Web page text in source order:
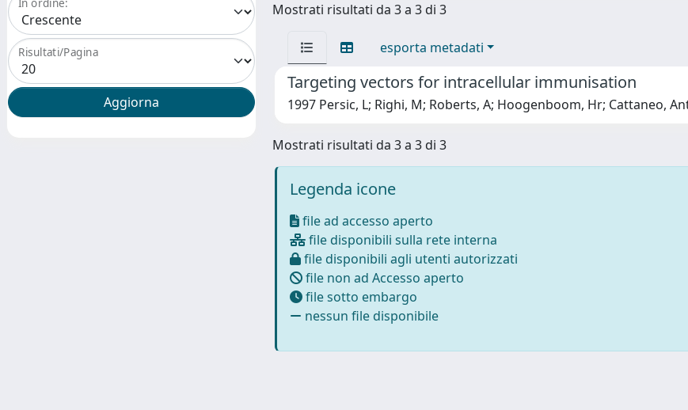
In ordine:
Risultati/Pagina
Mostrati risultati da 3 a 3 di 3
esporta metadati
Targeting vectors for intracellular immunisation
1997 Persic, L; Righi, M; Roberts, A; Hoogenboom, Hr; Cattaneo,
Mostrati risultati da 3 a 3 di 3
Legenda icone
file ad accesso aperto
file disponibili sulla rete interna
file disponibili agli utenti autorizzati
file non ad Accesso aperto
file sotto embargo
nessun file disponibile